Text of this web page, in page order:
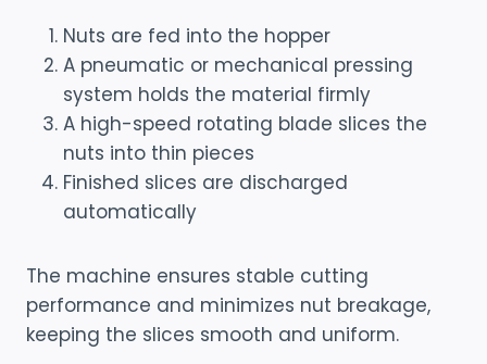
Nuts are fed into the hopper
A pneumatic or mechanical pressing
system holds the material firmly
A high-speed rotating blade slices the
nuts into thin pieces
Finished slices are discharged
automatically
The machine ensures stable cutting
performance and minimizes nut breakage,
keeping the slices smooth and uniform.